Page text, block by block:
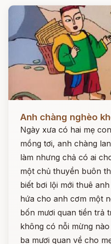
Anh chàng nghèo
Ngày xưa có hai mẹ
mồng tơi, anh chàng
làm nhưng chả có ai
một chủ thuyền buôn
biết bơi lội mới thuê
hứa cho anh cơm một
bốn mươi quan tiền trả
không có nỗi mừng
ba mươi quan về cho